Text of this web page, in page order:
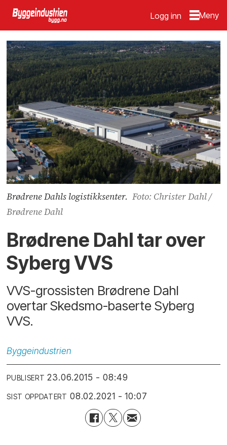
Logg inn
Brødrene Dahls logistikksenter. Foto: Christer Dahl /
Brødrene Dahl
Brødrene Dahl tar over
Syberg VVS
VVS-grossisten Brødrene Dahl
overtar Skedsmo-baserte Syberg
VVS.
Byggeindustrien
PUBLISERT 23.06.2015 - 08:49
SIST OPPDATERT 08.02.2021 - 10:07